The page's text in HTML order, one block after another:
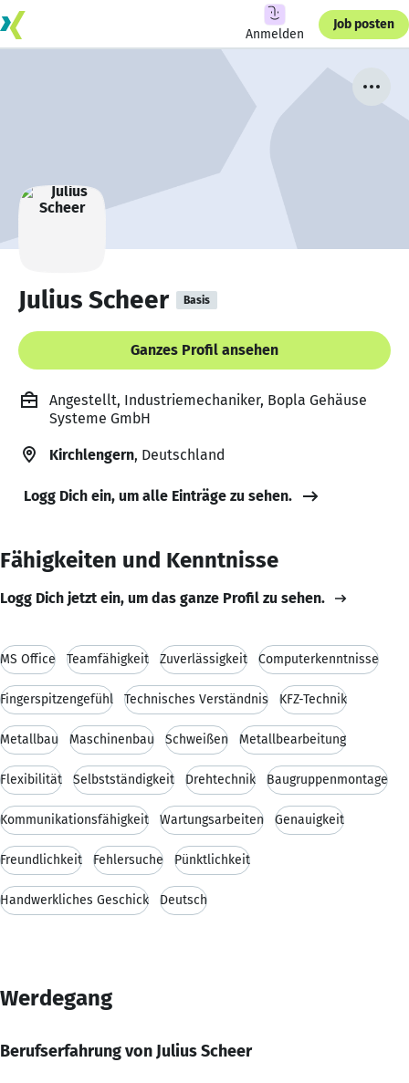
Anmelden
Job posten
Julius Scheer Basis
Ganzes Profil ansehen
Angestellt, Industriemechaniker, Bopla Gehäuse
Systeme GmbH
Kirchlengern, Deutschland
Logg Dich ein, um alle Einträge zu sehen.
Fähigkeiten und Kenntnisse
Logg Dich jetzt ein, um das ganze Profil zu sehen.
MS Office Teamfähigkeit Zuverlässigkeit Computerkenntnisse
Fingerspitzengefühl Technisches Verständnis KFZ-Technik
Metallbau Maschinenbau Schweißen Metallbearbeitung
Flexibilität Selbstständigkeit Drehtechnik Baugruppenmontage
Kommunikationsfähigkeit Wartungsarbeiten Genauigkeit
Freundlichkeit Fehlersuche Pünktlichkeit
Handwerkliches Geschick Deutsch
Werdegang
Berufserfahrung von Julius Scheer